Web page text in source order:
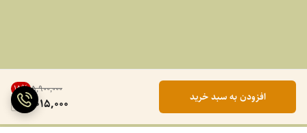
۵٬۹۰۰٬۰۰۰ 15%
5,015,000 افزودن به سبد خرید